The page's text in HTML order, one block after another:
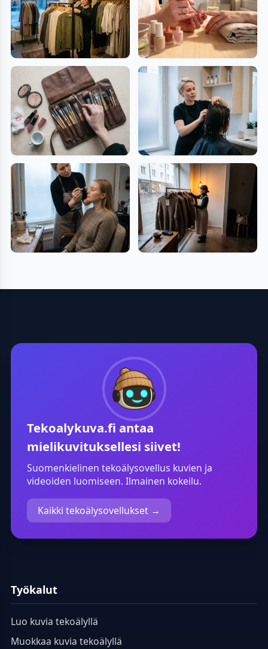
Tekoalykuva.fi antaa
mielikuvituksellesi siivet!
Suomenkielinen tekoälysovellus kuvien ja
videoiden luomiseen. Ilmainen kokeilu.
Kaikki tekoälysovellukset →
Työkalut
Luo kuvia tekoälyllä
Muokkaa kuvia tekoälyllä